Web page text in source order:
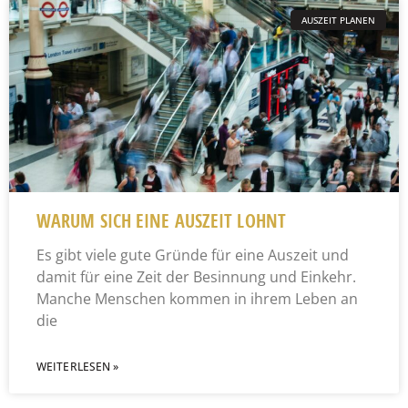
AUSZEIT PLANEN
WARUM SICH EINE AUSZEIT LOHNT
Es gibt viele gute Gründe für eine Auszeit und
damit für eine Zeit der Besinnung und Einkehr.
Manche Menschen kommen in ihrem Leben an
die
WEITERLESEN »